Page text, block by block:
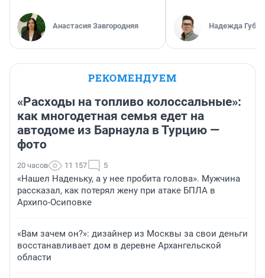
Анастасия Завгородняя Надежда
РЕКОМЕНДУЕМ
«Расходы на топливо колоссальные»:
как многодетная семья едет на
автодоме из Барнаула в Турцию —
фото
20 часов 11 157 5
«Нашел Наденьку, а у нее пробита голова». Мужчина
рассказал, как потерял жену при атаке БПЛА в
Архипо-Осиповке
«Вам зачем он?»: дизайнер из Москвы за свои деньги
восстанавливает дом в деревне Архангельской
области